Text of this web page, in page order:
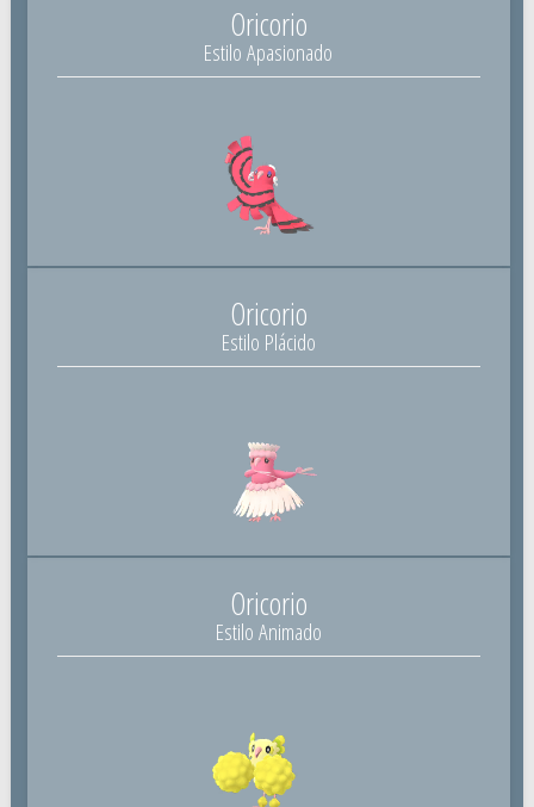
Oricorio
Estilo Apasionado
Oricorio
Estilo Plácido
Oricorio
Estilo Animado